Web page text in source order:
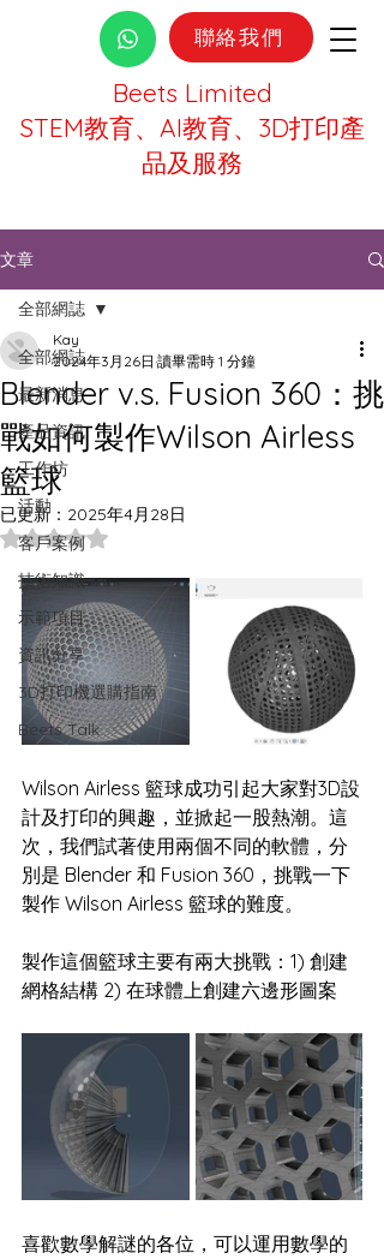
Beets Limited
STEM教育、AI教育、3D打印產
品及服務
聯絡我們
文章
全部網誌
最新消息
產品資訊
工作坊
活動
客戶案例
技術知識
示範項目
資訊分享
3D打印機選購指南
Beets Talk
全部網誌
Blender v.s. Fusion 360：挑
戰如何製作Wilson Airless
籃球
Kay
2024年3月26日 讀畢需時 1 分鐘
已更新： 2025年4月28日
評等為 NaN（最高為 5 顆星）。
Wilson Airless 籃球成功引起大家對3D設
計及打印的興趣，並掀起一股熱潮。這
次，我們試著使用兩個不同的軟體，分
別是 Blender 和 Fusion 360，挑戰一下
製作 Wilson Airless 籃球的難度。
製作這個籃球主要有兩大挑戰：1) 創建
網格結構 2) 在球體上創建六邊形圖案
喜歡數學解謎的各位，可以運用數學的